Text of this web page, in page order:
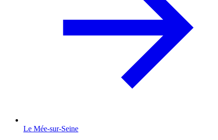
Le Mée-sur-Seine